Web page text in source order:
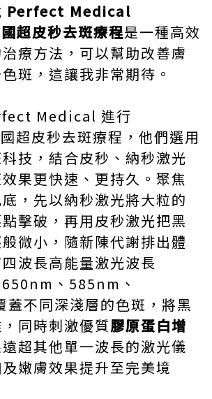
Perfect Medical
超皮秒去斑療程是一種高效
療方法，可以幫助改善膚
斑，這讓我非常期待。
Medical 進行
超皮秒去斑療程，他們選用
技，結合皮秒、納秒激光
果更快速、更持久。聚焦
，先以納秒激光將大粒的
擊破，再用皮秒激光把黑
微小，隨新陳代謝排出體
波長高能量激光波長
650nm、585nm、
不同深淺層的色斑，將黑
同時刺激優質膠原蛋白增
遠超其他單一波長的激光儀
及嫩膚效果提升至完美境